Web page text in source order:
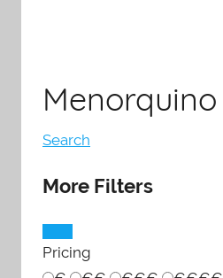
Menorquino
Search
More Filters
Pricing